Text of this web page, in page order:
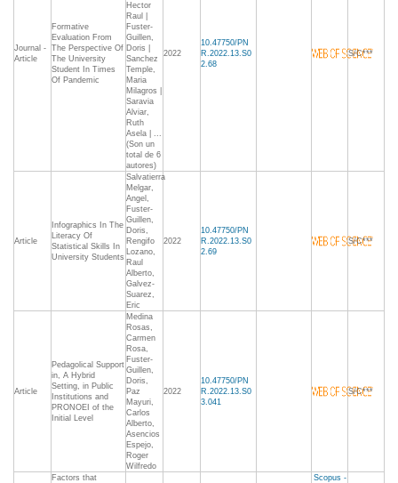
Journal -
Article
Formative
Evaluation From
The Perspective Of
The University
Student In Times
Of Pandemic
Hector
Raul |
Fuster-
Guillen,
Doris |
Sanchez
Temple,
Maria
Milagros |
Saravia
Alviar,
Ruth
Asela | ...
(Son un
total de 6
autores)
2022
10.47750/PN
R.2022.13.S0
2.68
S/C***
Article
Infographics In The
Literacy Of
Statistical Skills In
University Students
Salvatierra
Melgar,
Angel,
Fuster-
Guillen,
Doris,
Rengifo
Lozano,
Raul
Alberto,
Galvez-
Suarez,
Eric
2022
10.47750/PN
R.2022.13.S0
2.69
S/C***
Article
Pedagolical Support
in, A Hybrid
Setting, in Public
Institutions and
PRONOEI of the
Initial Level
Medina
Rosas,
Carmen
Rosa,
Fuster-
Guillen,
Doris,
Paz
Mayuri,
Carlos
Alberto,
Asencios
Espejo,
Roger
Wilfredo
2022
10.47750/PN
R.2022.13.S0
3.041
S/C***
Factors that
Scopus -